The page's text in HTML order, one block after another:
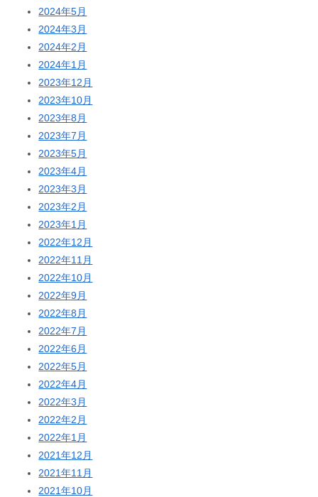
2024年5月
2024年3月
2024年2月
2024年1月
2023年12月
2023年10月
2023年8月
2023年7月
2023年5月
2023年4月
2023年3月
2023年2月
2023年1月
2022年12月
2022年11月
2022年10月
2022年9月
2022年8月
2022年7月
2022年6月
2022年5月
2022年4月
2022年3月
2022年2月
2022年1月
2021年12月
2021年11月
2021年10月